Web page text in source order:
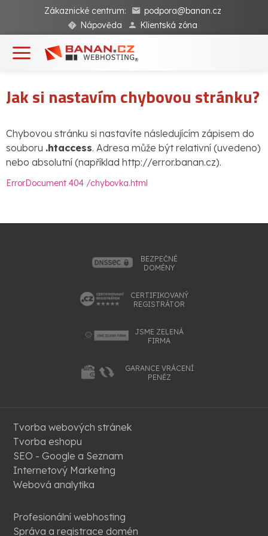
Zákaznické centrum:
podpora@banan.cz
Nápověda
Klientská zóna
Jak si nastavím chybovou stránku?
Chybovou stránku si nastavíte následujícím zápisem do
souboru .htaccess. Adresa může být relativní (uvedeno)
nebo absolutní (například http://error.banan.cz).
ErrorDocument 404 /chybovka.html
BEZPEČNÉ
DOMÉNY
CERTIFIKOVANÝ
REGISTRÁTOR
JSME ZELENÁ
FIRMA
GARANCE VRÁCENÍ
PENĚZ
Tvorba webových stránek
Tvorba eshopu
SEO - Google a Seznam
Internetový Marketing
Webová analytika
Profesionální webhosting
Správa a registrace domén